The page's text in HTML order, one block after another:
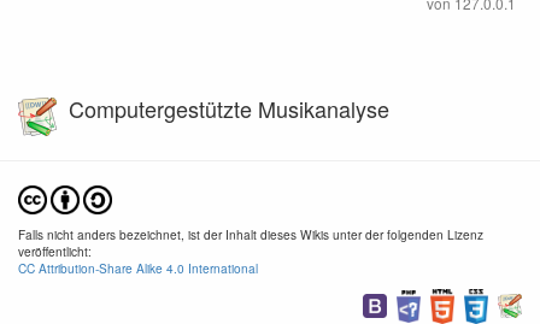
Computergestützte Musikanalyse
Falls nicht anders bezeichnet, ist der Inhalt dieses Wikis unter der folgenden Lizenz
veröffentlicht:
CC Attribution-Share Alike 4.0 International